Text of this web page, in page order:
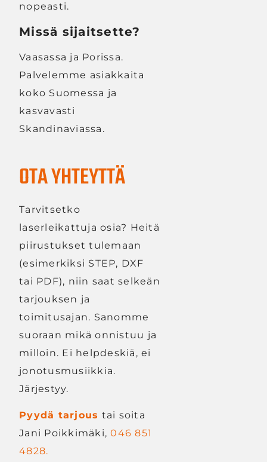
nopeasti.
Missä sijaitsette?
Vaasassa ja Porissa.
Palvelemme asiakkaita
koko Suomessa ja
kasvavasti
Skandinaviassa.
OTA YHTEYTTÄ
Tarvitsetko
laserleikattuja osia? Heitä
piirustukset tulemaan
(esimerkiksi STEP, DXF
tai PDF), niin saat selkeän
tarjouksen ja
toimitusajan. Sanomme
suoraan mikä onnistuu ja
milloin. Ei helpdeskiä, ei
jonotusmusiikkia.
Järjestyy.
Pyydä tarjous tai soita
Jani Poikkimäki,046 851
4828.